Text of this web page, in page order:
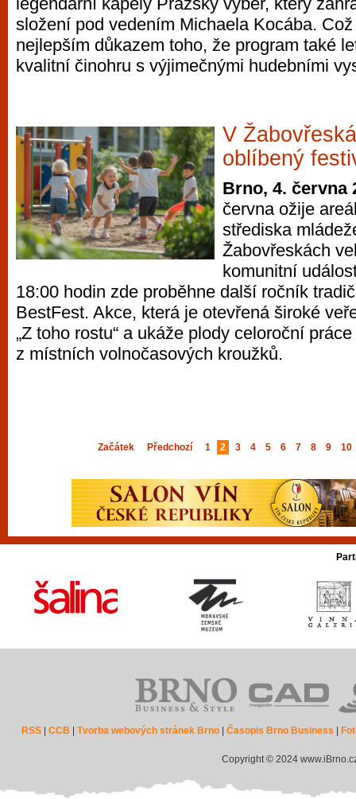
složení pod vedením Michaela Kocába.
nejlepším důkazem toho, že program také
kvalitní činohru s výjimečnými hudebními
V
oblíbený
Brno, 4. června
června ožije
střediska
Žabovřeskách
komunitní
18:00 hodin zde proběhne další ročník
BestFest. Akce, která je otevřená široké
„Z toho rostu“ a ukáže plody celoroční
z místních volnočasových kroužků.
Začátek Předchozí 1 2 3 4 5 6 7 8 9 10
RSS |CCB |Tvorba webových stránek Brno |Časopis Brno Business
Copyright © 2024